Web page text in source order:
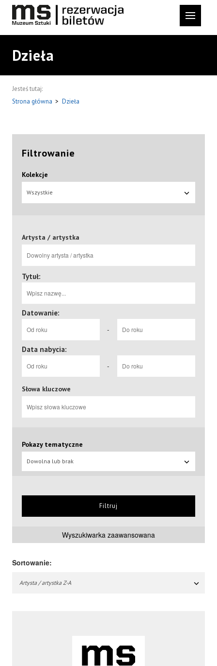
Dzieła
Jesteś tutaj:
Strona główna > Dzieła
Filtrowanie
Kolekcje
Wszystkie
Artysta / artystka
Tytuł:
Datowanie:
-
Data nabycia:
-
Słowa kluczowe
Pokazy tematyczne
Dowolna lub brak
Filtruj
Wyszukiwarka zaawansowana
Sortowanie:
Artysta / artystka Z-A